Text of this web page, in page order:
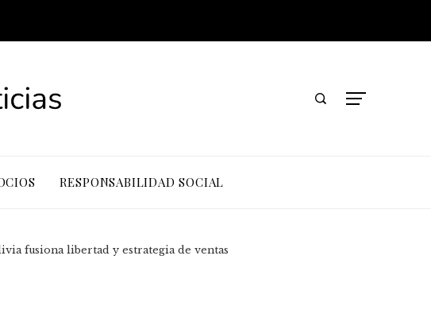
RESPONSABILIDAD SOCIAL
fusiona libertad y estrategia de ventas